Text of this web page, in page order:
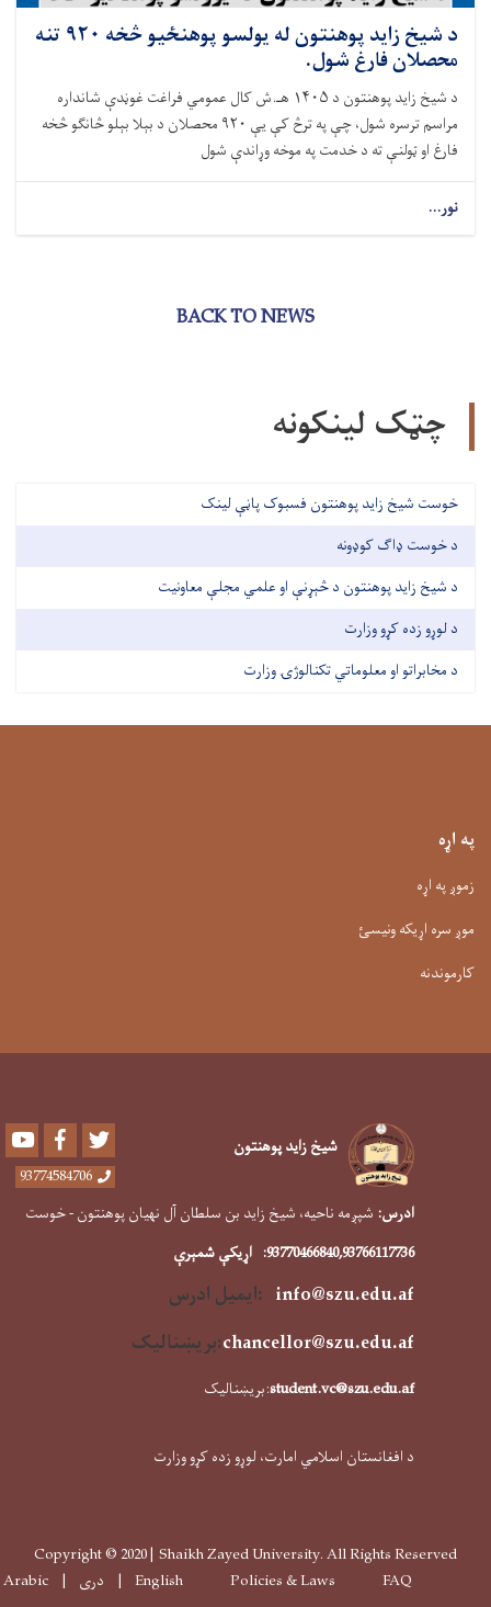
د شيخ زايد پوهنتون له يولسو پوهنځيو څخه ۹۲۰ تنه
محصلان فارغ شول.
د شيخ زايد پوهنتون د ۱۴۰۵ هـ.ش کال عمومي فراغت غوڼدې شانداره
مراسم ترسره شول، چې په ترڅ کې یې ۹۲۰ محصلان د بېلا بېلو څانګو څخه
فارغ او ټولنې ته د خدمت په موخه وړاندې شول
نور...
BACK TO NEWS
چټک لینکونه
خوست شیخ زاید پوهنتون فسبوک پاڼې لینک
د خوست ډاګ کوډونه
د شیخ زاید پوهنتون د څېړنې او علمي مجلې معاونیت
د لوړو زده کړو وزارت
د مخابراتو او معلوماتي تکنالوژۍ وزارت
په اړه
زموږ په اړه
موږ سره اړیکه ونیسئ
کارموندنه
شیخ زاید پوهنتون Youtube Facebook
93774584706
ادرس: شپږمه ناحیه، شیخ زاید بن سلطان آل نهیان پوهنتون - خوست
93770466840,93766117736
: اړیکې شمېرې
info@szu.edu.af :ایمیل ادرس
chancellor@szu.edu.af
:بریښنالیک
student.vc@szu.edu.af:بریښنالیک
د افغانستان اسلامي امارت، لوړو زده کړو وزارت
Copyright © 2020 | Shaikh Zayed University. All Rights Reserved
Footer menu
FAQ
Policies & Laws
English دری Arabic